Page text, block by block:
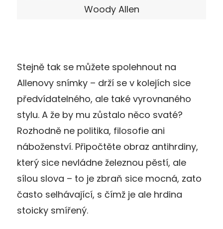
Woody Allen
Stejně tak se můžete spolehnout na
Allenovy snímky – drží se v kolejích sice
předvídatelného, ale také vyrovnaného
stylu. A že by mu zůstalo něco svaté?
Rozhodně ne politika, filosofie ani
náboženství. Připočtěte obraz antihrdiny,
který sice nevládne železnou pěstí, ale
sílou slova – to je zbraň sice mocná, zato
často selhávající, s čímž je ale hrdina
stoicky smířený.